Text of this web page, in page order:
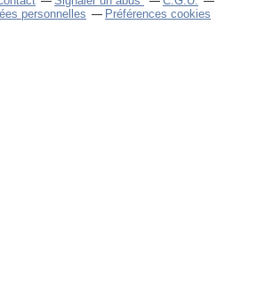
personnelles
Préférences cookies